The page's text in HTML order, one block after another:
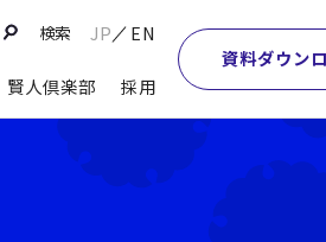
検索 JP EN
賢人倶楽部 採用
資料ダウン
本社・間接業
サプライチェ
営業・マーケティング
設計・開発・生産・調達
学術顧問紹介
DE&I推進の取り